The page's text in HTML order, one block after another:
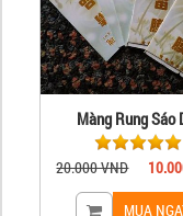
Màng Rung Sáo
20.000 VND